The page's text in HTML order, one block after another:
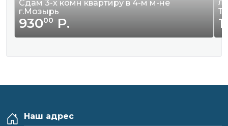
Сдам 3-х комн квартиру в 4-м м-не
г.Мозырь
93000 Р.
Наш адрес